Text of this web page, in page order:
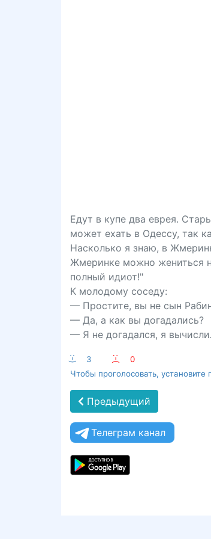
Едут в купе два еврея.
может ехать в Одессу, так
Насколько я знаю, в
Жмеринке можно жениться
полный идиот!"
К молодому соседу:
— Простите, вы не сын
— Да, а как вы догадались?
— Я не догадался, я
:-) 3 :-(
0
Чтобы проголосовать, установите
Предыдущий
Телеграм канал